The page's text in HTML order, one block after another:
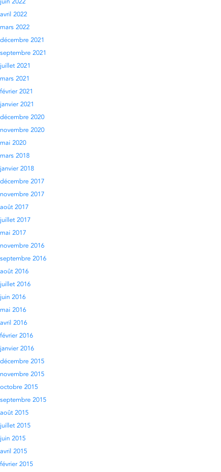
avril 2022
mars 2022
décembre 2021
septembre 2021
juillet 2021
mars 2021
février 2021
janvier 2021
décembre 2020
novembre 2020
mai 2020
mars 2018
janvier 2018
décembre 2017
novembre 2017
août 2017
juillet 2017
mai 2017
novembre 2016
septembre 2016
août 2016
juillet 2016
juin 2016
mai 2016
avril 2016
février 2016
janvier 2016
décembre 2015
novembre 2015
octobre 2015
septembre 2015
août 2015
juillet 2015
juin 2015
avril 2015
février 2015